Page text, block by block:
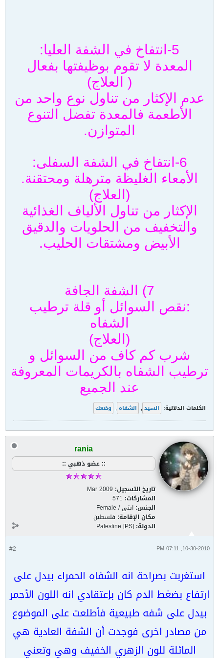
5-انتفاخ في الشفة العليا:
المعدة لا تقوم بوظيفتها بفعال
( العلاج)
عدم الإكثار من تناول نوع واحد من
الأطعمة فالمعدة تفضل التنوع
المتوازن.
6-انتفاخ في الشفة السفلى:
الأمعاء الغليظة مترهلة ومحتقنة.
(العلاج)
الإكثار من تناول الألياف الغذائية
والتخفيف من الحلويات والدقيق
الأبيض ومشتقات الحليب.
7) الشفة الجافة
:نقص السوائل أو قلة ترطيب
الشفاه
(العلاج)
شرب كم كاف من السوائل و
ترطيب الشفاه بالكريمات المعروفة
عند الجميع
الكلمات الدلالية: السيد , الشفاه , وضعك
rania
:: عضو ذهبي ::
تاريخ التسجيل: Mar 2009
المشاركات: 571
الجنس: انثى / Female
مكان الإقامة: فلسطين
الدولة: Palestine [PS]
#2 10-30-2010, 07:11 PM
استغربت بصراحة انه الشفاه الحمراء بيدل على
ارتفاع بضغط الدم كان بإعتقادي انه اللون الأحمر
بيدل على شفه طبيعية فأطلعت على الموضوع
من مصادر اخرى فوجدت أن الشفة العادية هي
المائلة للون الزهري الخفيف وهي وتعني